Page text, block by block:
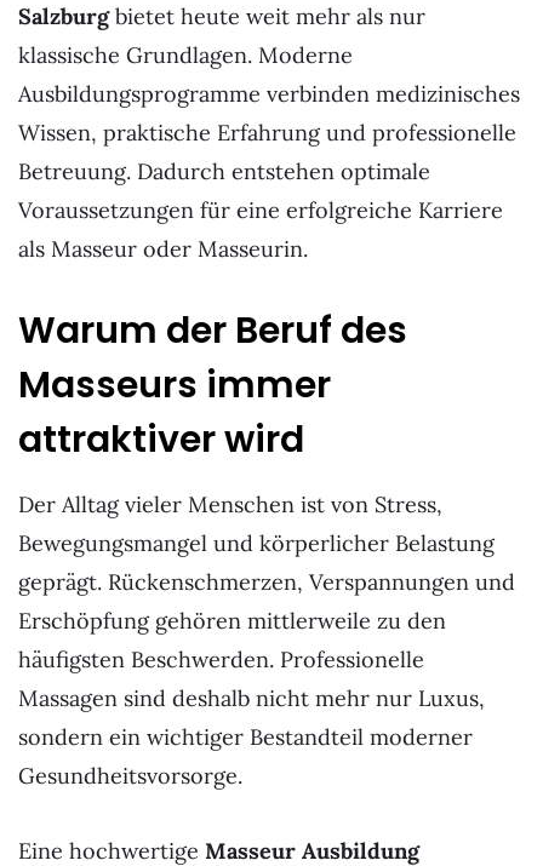
Salzburgbietet heute weit mehr als nur
klassische Grundlagen. Moderne
Ausbildungsprogramme verbinden medizinisches
Wissen, praktische Erfahrung und professionelle
Betreuung. Dadurch entstehen optimale
Voraussetzungen für eine erfolgreiche Karriere
als Masseur oder Masseurin.
Warum der Beruf des
Masseurs immer
attraktiver wird
Der Alltag vieler Menschen ist von Stress,
Bewegungsmangel und körperlicher Belastung
geprägt. Rückenschmerzen, Verspannungen und
Erschöpfung gehören mittlerweile zu den
häufigsten Beschwerden. Professionelle
Massagen sind deshalb nicht mehr nur Luxus,
sondern ein wichtiger Bestandteil moderner
Gesundheitsvorsorge.
Eine hochwertige Masseur Ausbildung